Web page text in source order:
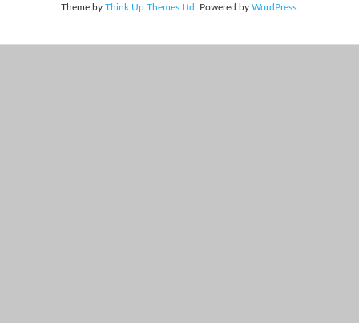
Theme by Think Up Themes Ltd . Powered by WordPress.